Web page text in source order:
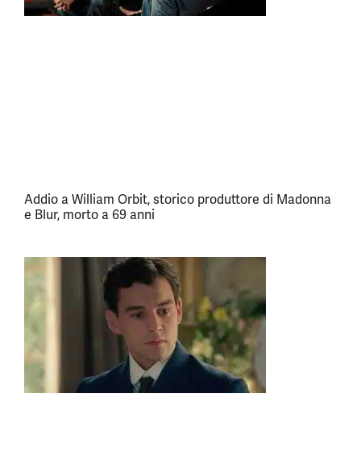
Addio a William Orbit, storico produttore di Madonna
e Blur, morto a 69 anni